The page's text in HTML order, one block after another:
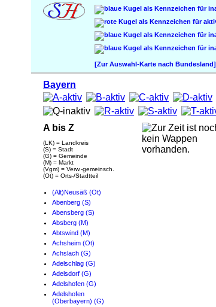
[Zur Auswahl-Karte nach Bundesland]
Bayern
A bis Z
(LK) = Landkreis
(S) = Stadt
(G) = Gemeinde
(M) = Markt
(Vgm) = Verw.-gemeinsch.
(Ot) = Orts-/Stadtteil
(Alt)Neusäß (Ot)
Abenberg (S)
Abensberg (S)
Absberg (M)
Abtswind (M)
Achsheim (Ot)
Achslach (G)
Adelschlag (G)
Adelsdorf (G)
Adelshofen (G)
Adelshofen
(Oberbayern) (G)